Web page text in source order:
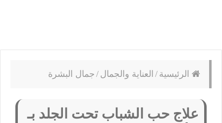
الرئيسية / العناية والجمال / جمال البشرة
علاج حب الشباب تحت الجلد بـ